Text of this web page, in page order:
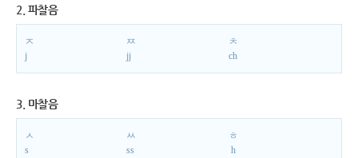
2. 파찰음
ㅈ
j
ㅉ
jj
ㅊ
ch
3. 마찰음
ㅅ
s
ㅆ
ss
ㅎ
h